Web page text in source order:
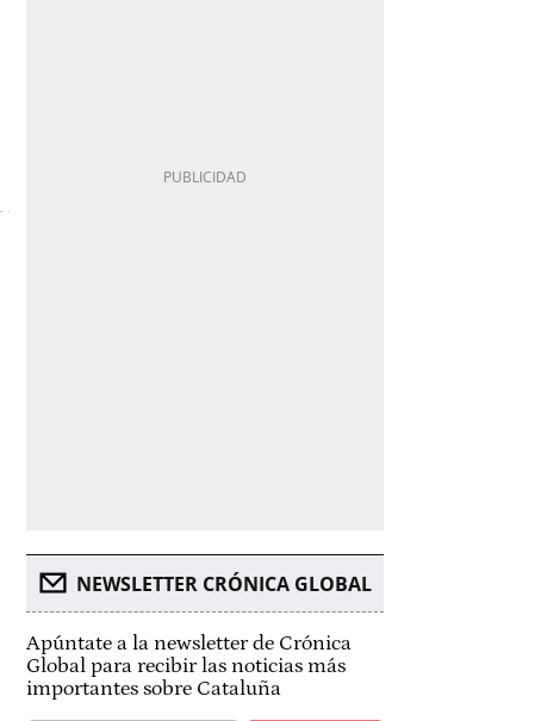
NEWSLETTER CRÓNICA GLOBAL
Apúntate a la newsletter de Crónica
Global para recibir las noticias más
importantes sobre Cataluña